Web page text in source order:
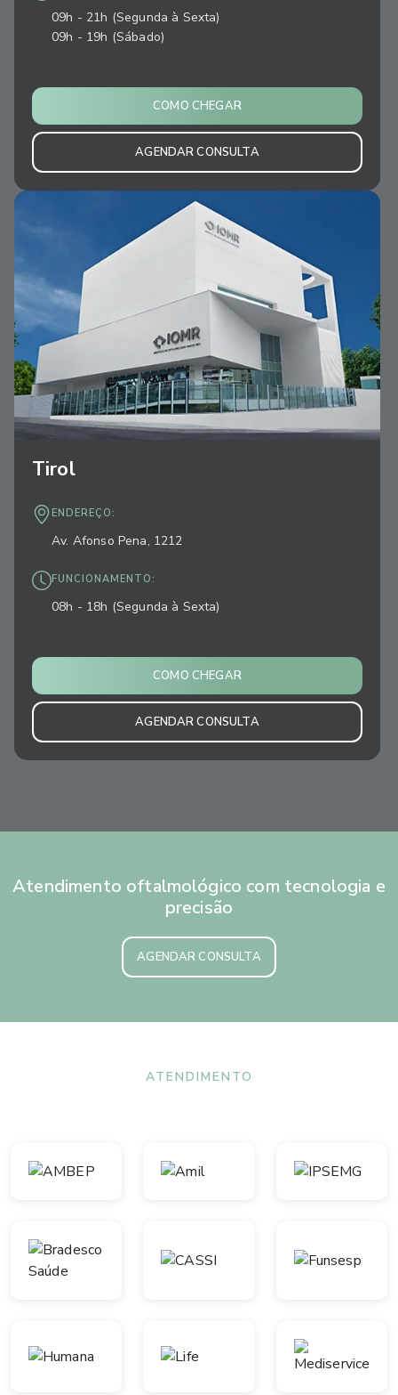
09h - 21h (Segunda à Sexta)
09h - 19h (Sábado)
COMO CHEGAR
AGENDAR CONSULTA
Tirol
ENDEREÇO:
Av. Afonso Pena, 1212
FUNCIONAMENTO:
08h - 18h (Segunda à Sexta)
COMO CHEGAR
AGENDAR CONSULTA
Atendimento oftalmológico com tecnologia e
precisão
AGENDAR CONSULTA
ATENDIMENTO